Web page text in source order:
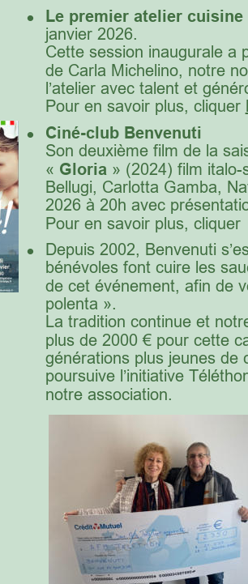
• Le premier atelier cuisine
janvier 2026.
Cette session inaugurale a
de Carla Michelino, notre
l’atelier avec talent et
Pour en savoir plus, cliquer
• Ciné-club Benvenuti
Son deuxième film de la
« Gloria » (2024) film
Bellugi, Carlotta Gamba,
2026 à 20h avec
Pour en savoir plus,
•
Depuis 2002, Benvenuti
bénévoles font cuire les
de cet événement, afin de
polenta ».
La tradition continue et
plus de 2000 € pour cette
générations plus jeunes
poursuive l’initiative
notre association.